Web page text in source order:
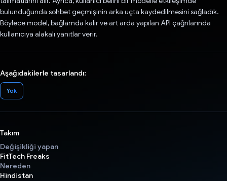
bulunduğunda sohbet geçmişinin arka uçta kaydedilmesini sağladık.
Böylece model, bağlamda kalır ve art arda yapılan API çağrılarında
kullanıcıya alakalı yanıtlar verir.
Aşağıdakilerle tasarlandı:
Yok
Takım
Değişikliği yapan
FitTech Freaks
Nereden
Hindistan